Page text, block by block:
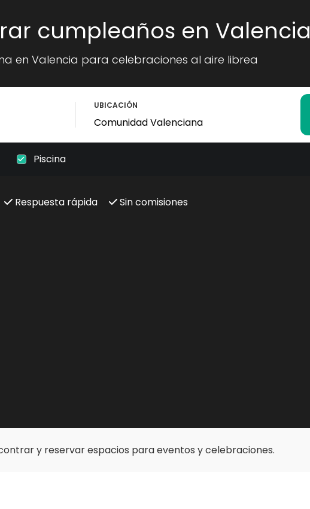
cumpleaños en Valencia
en Valencia para celebraciones al aire librea
UBICACIÓN
Piscina
Respuesta rápida Sin comisiones
y reservar espacios para eventos y celebraciones.